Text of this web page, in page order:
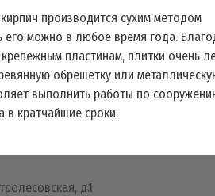
производится сухим методом
его можно в любое время года.
пластинам, плитки очень
обрешетку или
выполнить работы по
в кратчайшие сроки.
д.1